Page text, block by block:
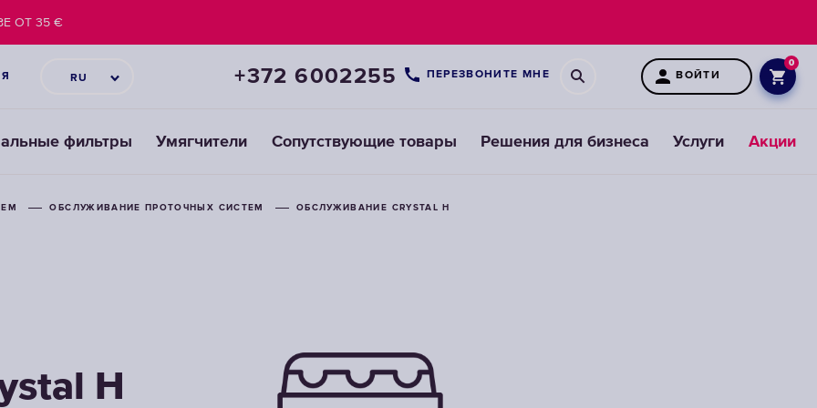
RU +372 6002255 ПЕРЕЗВОНИТЕ МНЕ ВОЙТИ
0
фильтры Умягчители Сопутствующие товары Решения для бизнеса Услуги Акции
ОТ 35 €
ОБСЛУЖИВАНИЕ ПРОТОЧНЫХ СИСТЕМ ОБСЛУЖИВАНИЕ CRYSTAL H
H